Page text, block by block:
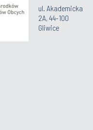
ul. Akademicka
2A, 44-100
Gliwice